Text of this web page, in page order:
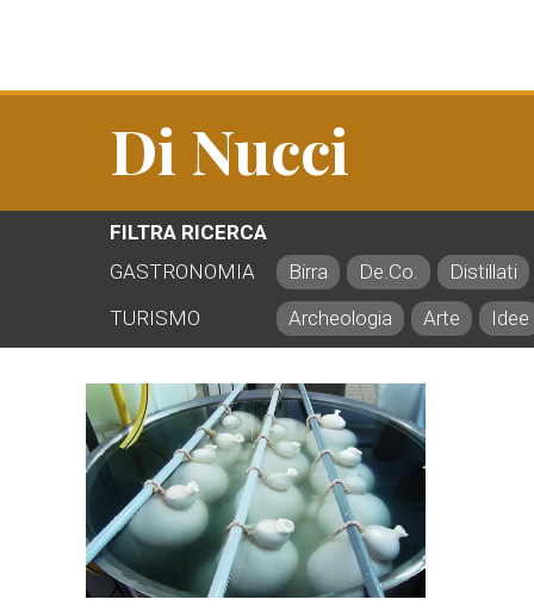
Di Nucci
FILTRA RICERCA
GASTRONOMIA
Birra De.Co.
Distillati
TURISMO
Archeologia Arte Idee